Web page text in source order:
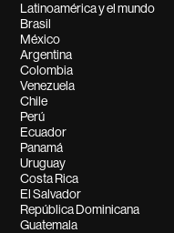
Latinoamérica y el mundo
Brasil
México
Argentina
Colombia
Venezuela
Chile
Perú
Ecuador
Panamá
Uruguay
Costa Rica
El Salvador
República Dominicana
Guatemala